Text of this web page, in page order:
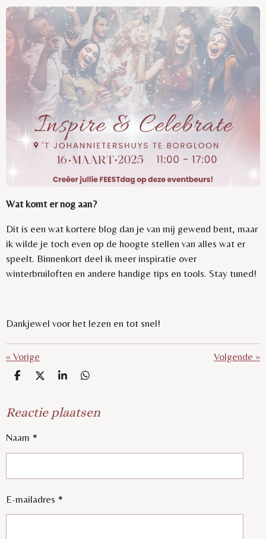
Wat komt er nog aan?
Dit is een wat kortere blog dan je van mij gewend bent, maar
ik wilde je toch even op de hoogte stellen van alles wat er
speelt. Binnenkort deel ik meer inspiratie over
winterbruiloften en andere handige tips en tools. Stay tuned!
Dankjewel voor het lezen en tot snel!
« Vorige Volgende »
D
E
N
D
L
S
R
E
D
E
N
Reactie plaatsen
Naam *
E-mailadres *